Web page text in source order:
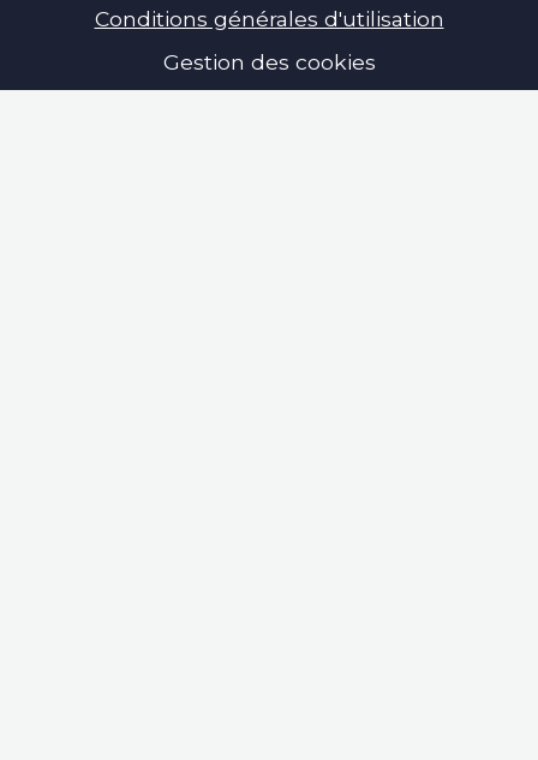
Conditions générales d'utilisation
Gestion des cookies